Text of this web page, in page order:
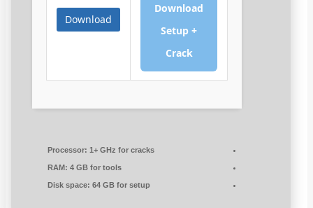
Download
Setup +
Crack
Download
Processor: 1+ GHz for cracks
RAM: 4 GB for tools
Disk space: 64 GB for setup